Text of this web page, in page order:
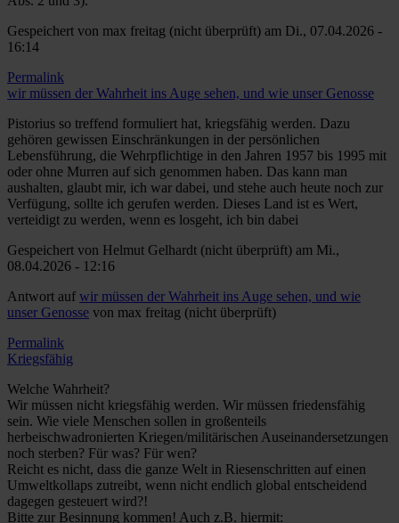
Gespeichert von max freitag (nicht überprüft) am Di., 07.04.2026 -
16:14
Permalink
wir müssen der Wahrheit ins Auge sehen, und wie unser Genosse
Pistorius so treffend formuliert hat, kriegsfähig werden. Dazu
gehören gewissen Einschränkungen in der persönlichen
Lebensführung, die Wehrpflichtige in den Jahren 1957 bis 1995 mit
oder ohne Murren auf sich genommen haben. Das kann man
aushalten, glaubt mir, ich war dabei, und stehe auch heute noch zur
Verfügung, sollte ich gerufen werden. Dieses Land ist es Wert,
verteidigt zu werden, wenn es losgeht, ich bin dabei
Gespeichert von Helmut Gelhardt (nicht überprüft) am Mi.,
08.04.2026 - 12:16
Antwort auf wir müssen der Wahrheit ins Auge sehen, und wie
unser Genosse von max freitag (nicht überprüft)
Permalink
Kriegsfähig
Welche Wahrheit?
Wir müssen nicht kriegsfähig werden. Wir müssen friedensfähig
sein. Wie viele Menschen sollen in großenteils
herbeischwadronierten Kriegen/militärischen Auseinandersetzungen
noch sterben? Für was? Für wen?
Reicht es nicht, dass die ganze Welt in Riesenschritten auf einen
Umweltkollaps zutreibt, wenn nicht endlich global entscheidend
dagegen gesteuert wird?!
Bitte zur Besinnung kommen! Auch z.B. hiermit: